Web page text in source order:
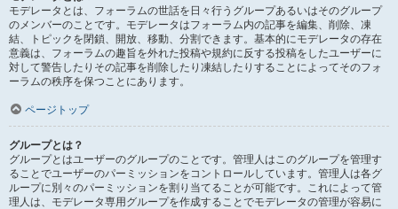
モデレータとは、フォーラムの世話を日々行うグループあるいはそのグループ
のメンバーのことです。モデレータはフォーラム内の記事を編集、削除、凍
結、トピックを閉鎖、開放、移動、分割できます。基本的にモデレータの存在
意義は、フォーラムの趣旨を外れた投稿や規約に反する投稿をしたユーザーに
対して警告したりその記事を削除したり凍結したりすることによってそのフォ
ーラムの秩序を保つことにあります。
ページトップ
グループとは？
グループとはユーザーのグループのことです。管理人はこのグループを管理す
ることでユーザーのパーミッションをコントロールしています。管理人は各グ
ループに別々のパーミッションを割り当てることが可能です。これによって管
理人は、モデレータ専用グループを作成することでモデレータの管理が容易に